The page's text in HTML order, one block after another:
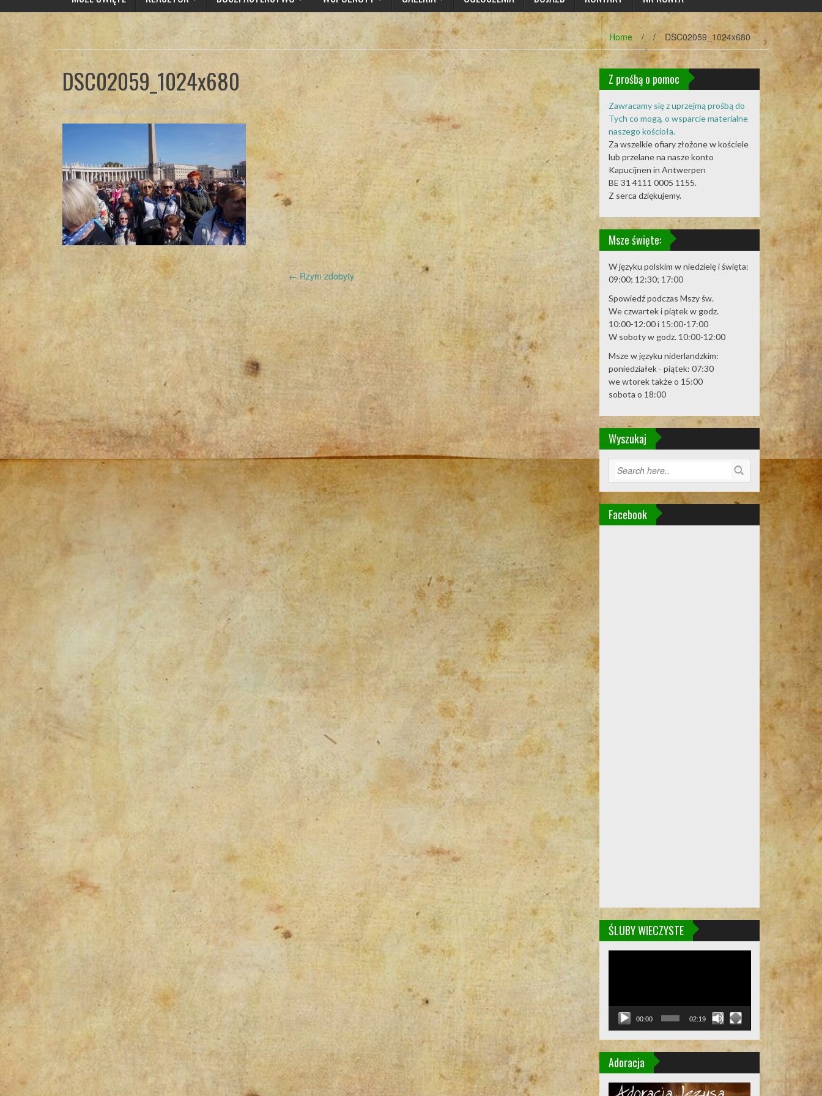
Home / / DSC02059_1024x680
DSC02059_1024x680
Posted ByBrat Marcin on 23 października 2015
Post
navigation
← Rzym zdobyty
Z prośbą o pomoc
Zawracamy się z uprzejmą prośbą do
Tych co mogą, o wsparcie materialne
naszego kościoła.
Za wszelkie ofiary złożone w kościele
lub przelane na nasze konto
Kapucijnen in Antwerpen
BE 31 4111 0005 1155.
Z serca dziękujemy.
Msze święte:
W języku polskim w niedzielę i święta:
09:00; 12:30; 17:00
Spowiedź podczas Mszy św.
We czwartek i piątek w godz.
10:00-12:00 i 15:00-17:00
W soboty w godz. 10:00-12:00
Msze w języku niderlandzkim:
poniedziałek - piątek: 07:30
we wtorek także o 15:00
sobota o 18:00
Wyszukaj
Facebook
ŚLUBY WIECZYSTE
00:00 02:19
Adoracja